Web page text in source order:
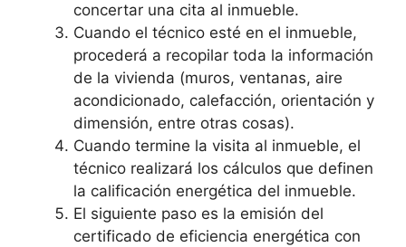
concertar una cita al inmueble.
Cuando el técnico esté en el inmueble,
procederá a recopilar toda la información
de la vivienda (muros, ventanas, aire
acondicionado, calefacción, orientación y
dimensión, entre otras cosas).
Cuando termine la visita al inmueble, el
técnico realizará los cálculos que definen
la calificación energética del inmueble.
El siguiente paso es la emisión del
certificado de eficiencia energética con